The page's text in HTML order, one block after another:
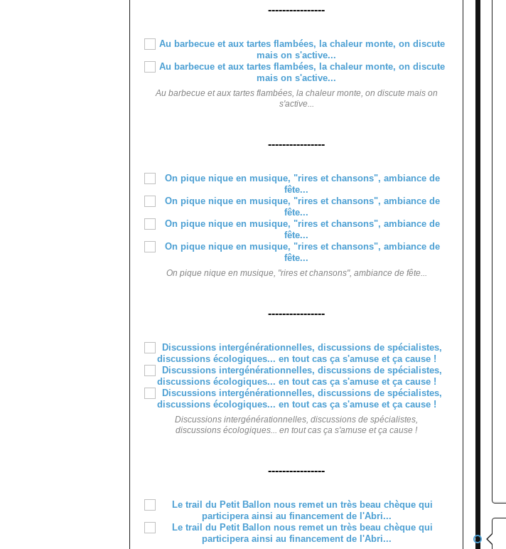
----------------
Au barbecue et aux tartes flambées, la chaleur monte, on discute mais on
s'active...
----------------
On pique nique en musique, "rires et chansons", ambiance de fête...
----------------
Discussions intergénérationnelles, discussions de spécialistes,
discussions écologiques... en tout cas ça s'amuse et ça cause !
----------------